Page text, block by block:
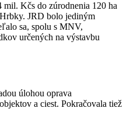
Kčs do zúrodnenia 120 ha
JRD bolo jediným
sa, spolu s MNV,
určených na výstavbu
úlohou oprava
a ciest. Pokračovala tiež